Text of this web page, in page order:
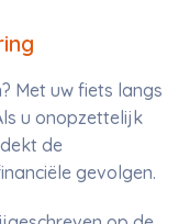
Met uw fiets langs
u onopzettelijk
de
gevolgen.